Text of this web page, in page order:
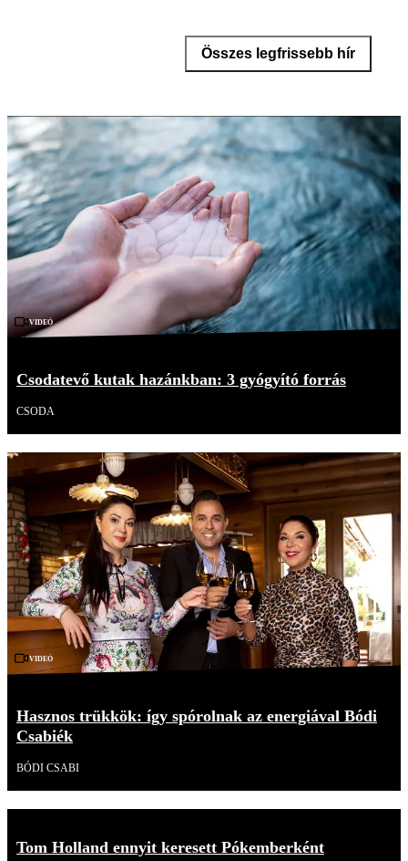
Összes legfrissebb hír
Videó
Csodatevő kutak hazánkban: 3 gyógyító forrás
CSODA
Videó
Hasznos trükkök: így spórolnak az energiával Bódi
Csabiék
BÓDI CSABI
Tom Holland ennyit keresett Pókemberként